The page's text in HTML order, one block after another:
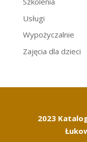
Usługi
Wypożyczalnie
Zajęcia dla dzieci
2023